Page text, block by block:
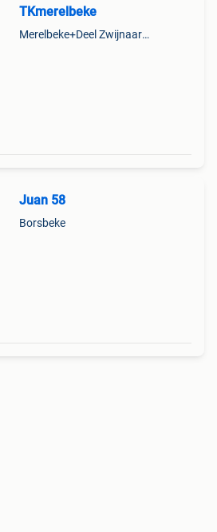
TKmerelbeke
Merelbeke+Deel Zwijnaarde
Juan 58
Borsbeke